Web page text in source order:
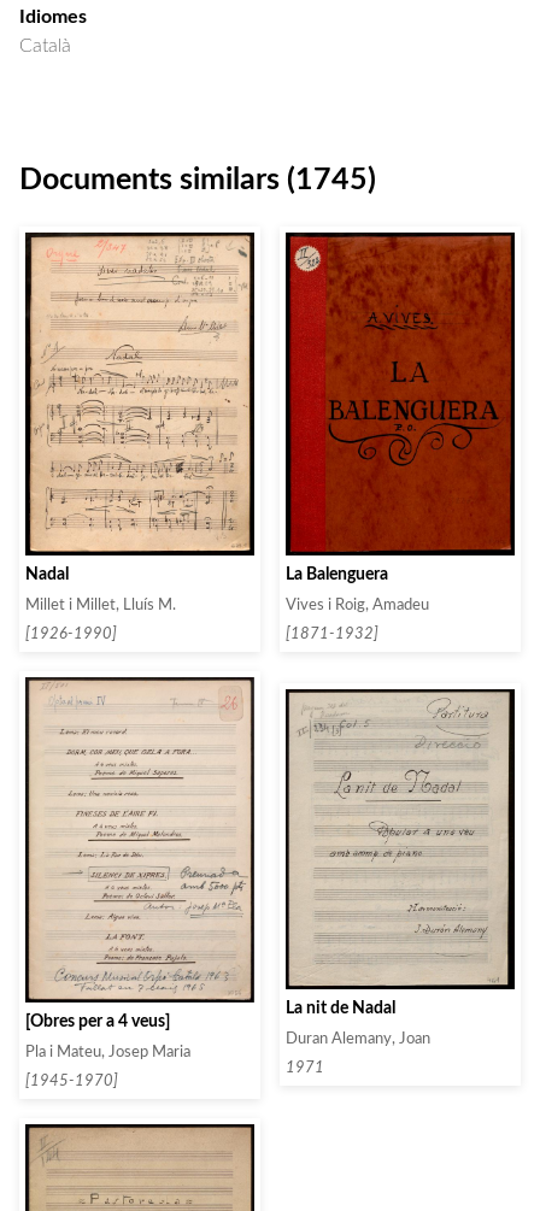
Idiomes
Català
Documents similars (1745)
Nadal
Millet i Millet, Lluís M.
[1926-1990]
La Balenguera
Vives i Roig, Amadeu
[1871-1932]
[Obres per a 4 veus]
Pla i Mateu, Josep Maria
[1945-1970]
La nit de Nadal
Duran Alemany, Joan
1971